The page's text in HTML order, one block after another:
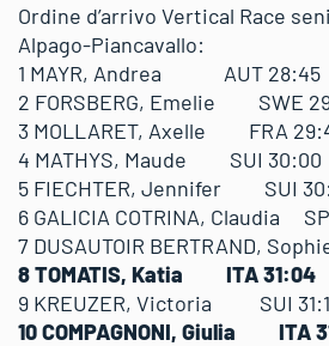
Ordine d’arrivo Vertical Race
Alpago-Piancavallo:
1 MAYR, Andrea AUT 28:45
2 FORSBERG, Emelie SWE
3 MOLLARET, Axelle FRA
4 MATHYS, Maude SUI 30:00
5 FIECHTER, Jennifer SUI
6 GALICIA COTRINA, Claudia
7 DUSAUTOIR BERTRAND,
8 TOMATIS, Katia ITA 31:04
9 KREUZER, Victoria SUI
10 COMPAGNONI, Giulia ITA